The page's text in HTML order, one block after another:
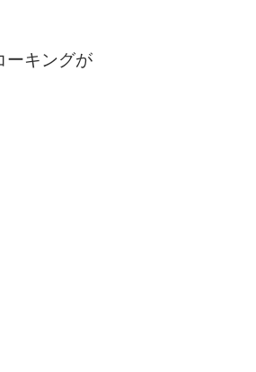
ーキングが